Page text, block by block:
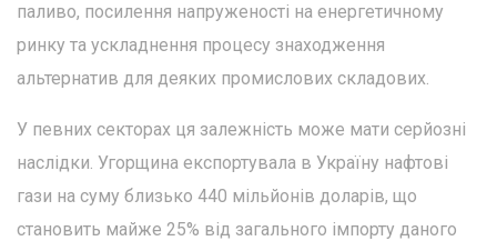
паливо, посилення напруженості на енергетичному
ринку та ускладнення процесу знаходження
альтернатив для деяких промислових складових.
У певних секторах ця залежність може мати серйозні
наслідки. Угорщина експортувала в Україну нафтові
гази на суму близько 440 мільйонів доларів, що
становить майже 25% від загального імпорту даного